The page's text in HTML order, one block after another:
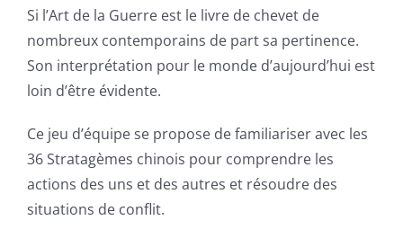
Si l’Art de la Guerre est le livre de chevet de
nombreux contemporains de part sa pertinence.
Son interprétation pour le monde d’aujourd’hui est
loin d’être évidente.
Ce jeu d’équipe se propose de familiariser avec les
36 Stratagèmes chinois pour comprendre les
actions des uns et des autres et résoudre des
situations de conflit.